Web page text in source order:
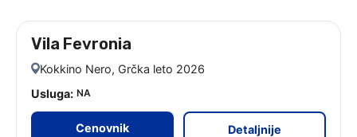
Vila Fevronia
Kokkino Nero, Grčka leto 2026
Usluga: NA
Cenovnik Detaljnije